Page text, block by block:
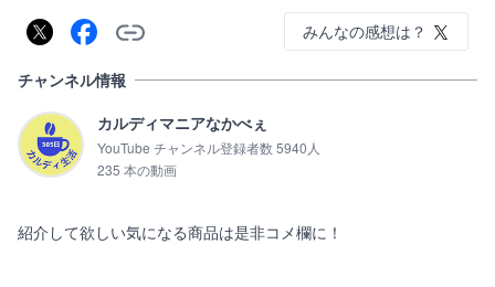
みんなの感想は？
チャンネル情報
カルディマニアなかべぇ
YouTube チャンネル登録者数 5940人
235 本の動画
紹介して欲しい気になる商品は是非コメ欄に！